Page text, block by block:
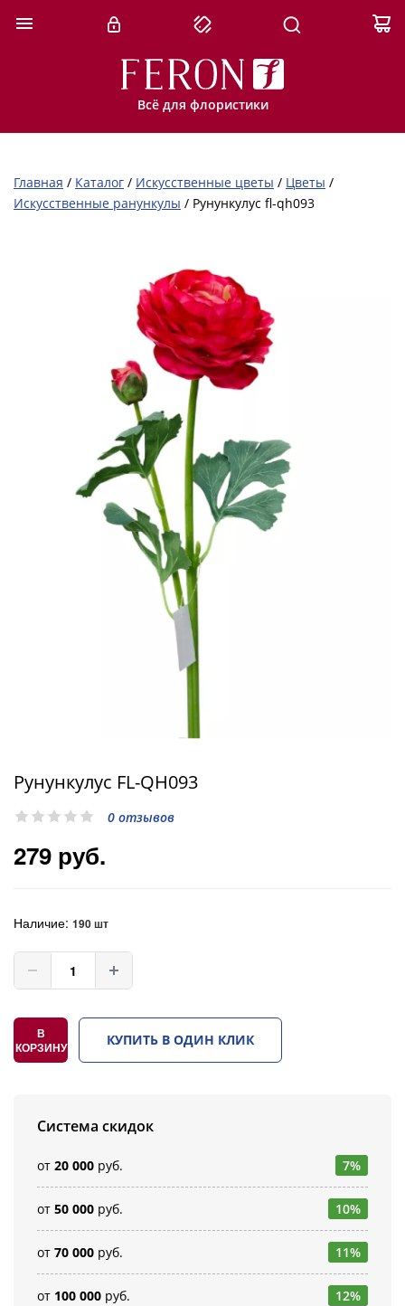
Всё для флористики
Главная / Каталог / Искусственные цветы / Цветы /
Искусственные ранункулы / Рунункулус fl-qh093
Рунункулус FL-QH093
0 отзывов
279 руб.
Наличие: 190 шт
В
КОРЗИНУ
КУПИТЬ В ОДИН КЛИК
Система скидок
от 20 000 руб. 7%
от 50 000 руб. 10%
от 70 000 руб. 11%
от 100 000 руб. 12%